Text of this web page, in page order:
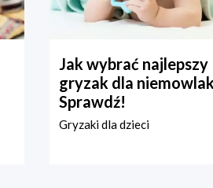
Jak wybrać najlepszy
gryzak dla
Sprawdź!
Gryzaki dla dzieci